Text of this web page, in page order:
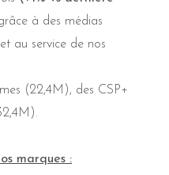
à des médias
au service de nos
(22,4M), des CSP+
marques :